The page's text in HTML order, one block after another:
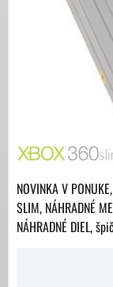
NOVINKA V
SLIM, NÁHRADNÉ
NÁHRADNÉ DIEL,